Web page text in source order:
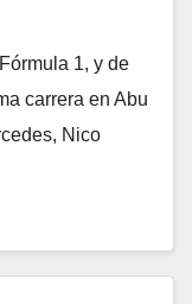
1, y de
carrera en Abu
Nico